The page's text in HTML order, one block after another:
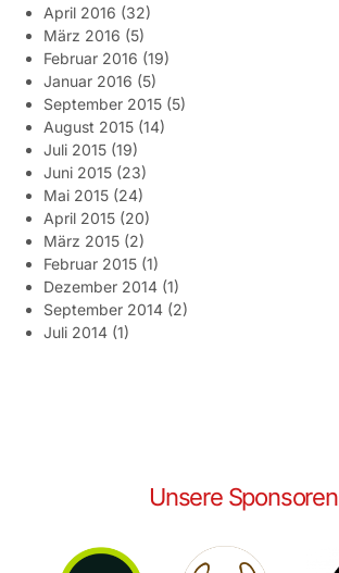
April 2016 (32)
März 2016 (5)
Februar 2016 (19)
Januar 2016 (5)
September 2015 (5)
August 2015 (14)
Juli 2015 (19)
Juni 2015 (23)
Mai 2015 (24)
April 2015 (20)
März 2015 (2)
Februar 2015 (1)
Dezember 2014 (1)
September 2014 (2)
Juli 2014 (1)
Unsere Sponsoren